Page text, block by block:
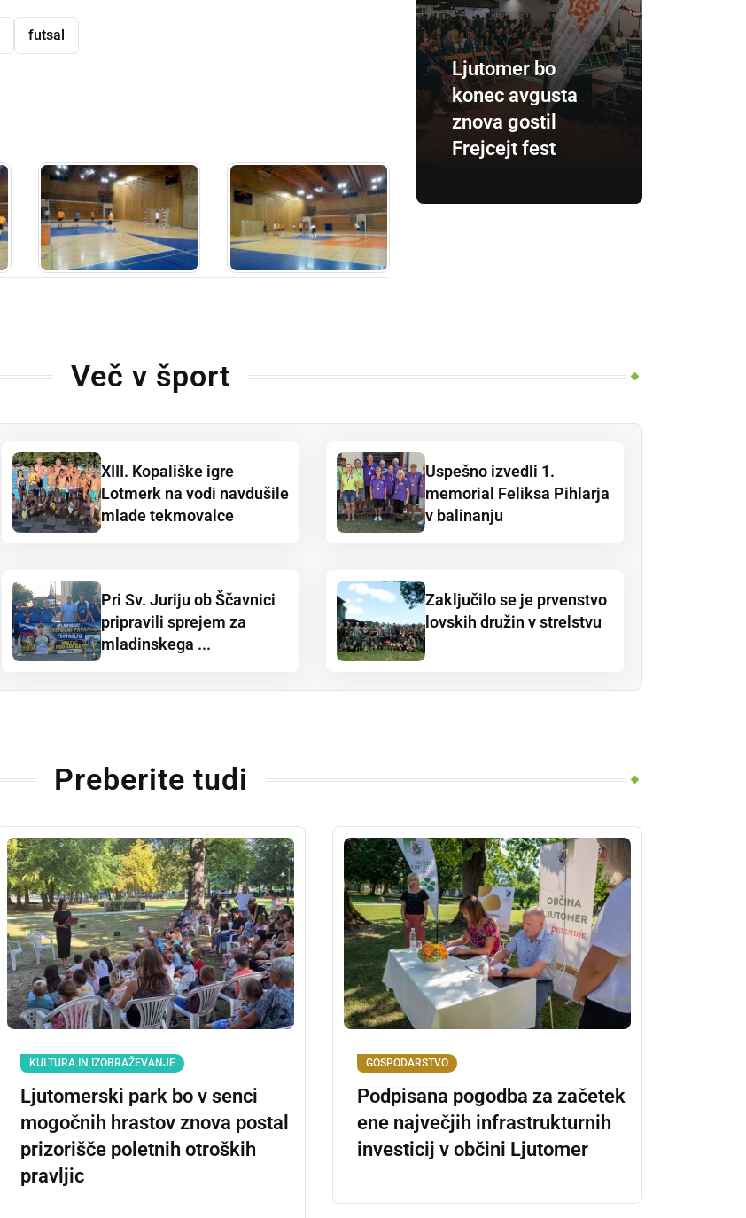
futsal
Ljutomer bo
konec avgusta
znova gostil
Frejcejt fest
Več v šport
XIII. Kopališke igre
Lotmerk na vodi navdušile
mlade tekmovalce
Uspešno izvedli 1.
memorial Feliksa Pihlarja
v balinanju
Pri Sv. Juriju ob Ščavnici
pripravili sprejem za
mladinskega ...
Zaključilo se je prvenstvo
lovskih družin v strelstvu
Preberite tudi
KULTURA IN IZOBRAŽEVANJE
Ljutomerski park bo v senci
mogočnih hrastov znova postal
prizorišče poletnih otroških
pravljic
GOSPODARSTVO
Podpisana pogodba za začetek
ene največjih infrastrukturnih
investicij v občini Ljutomer